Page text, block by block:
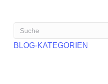
BLOG-KATEGORIEN